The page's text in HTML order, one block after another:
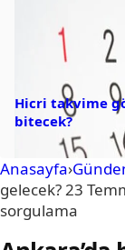
Hicri takvime
bitecek?
Anasayfa›
gelecek? 23
sorgulama